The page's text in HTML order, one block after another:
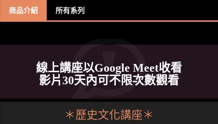
商品介紹 所有系列
線上講座以Google Meet收看
影片30天內可不限次數觀看
＊歷史文化講座＊